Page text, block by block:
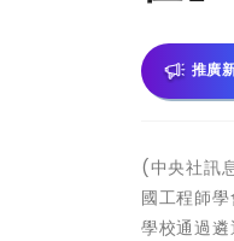
推廣
(中央社訊
國工程師
學校通過